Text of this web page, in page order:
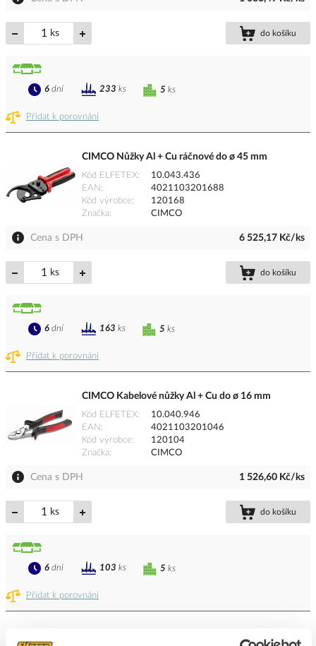
ks do košíku
Přidat k porovnání
5 ks
6 dní 233 ks
CIMCO Nůžky Al + Cu ráčnové do ø 45 mm
Kód ELFETEX
10.043.436
EAN
4021103201688
Kód výrobce
120168
Značka
CIMCO
Cena s DPH 6 525,17 Kč/ks
ks do košíku
Přidat k porovnání
5 ks
6 dní 163 ks
CIMCO Kabelové nůžky Al + Cu do ø 16 mm
Kód ELFETEX
10.040.946
EAN
4021103201046
Kód výrobce
120104
Značka
CIMCO
Cena s DPH 1 526,60 Kč/ks
ks do košíku
Přidat k porovnání
5 ks
6 dní 103 ks